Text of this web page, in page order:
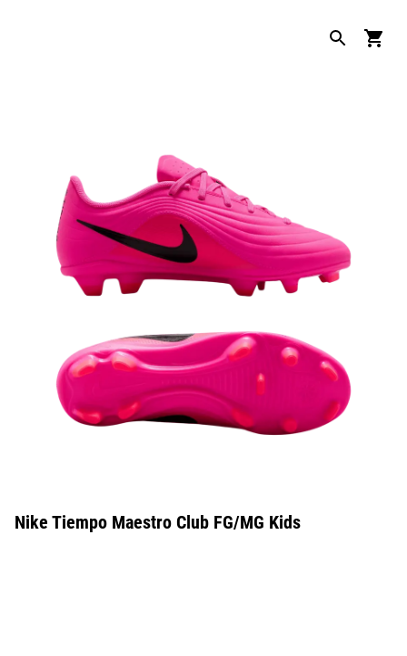
Nike Tiempo Maestro Club FG/MG Kids